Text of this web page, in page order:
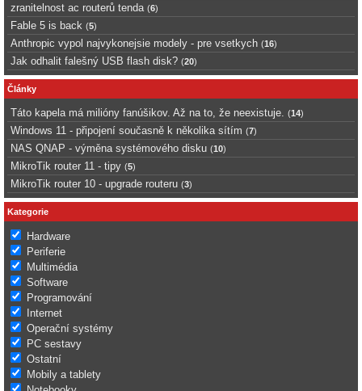
zranitelnost ac routerů tenda (6)
Fable 5 is back (5)
Anthropic vypol najvykonejsie modely - pre vsetkych (16)
Jak odhalit falešný USB flash disk? (20)
Články
Táto kapela má milióny fanúšikov. Až na to, že neexistuje. (14)
Windows 11 - připojení současně k několika sítím (7)
NAS QNAP - výměna systémového disku (10)
MikroTik router 11 - tipy (5)
MikroTik router 10 - upgrade routeru (3)
Kategorie
Hardware
Periferie
Multimédia
Software
Programování
Internet
Operační systémy
PC sestavy
Ostatní
Mobily a tablety